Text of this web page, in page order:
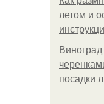
летом и
посадки